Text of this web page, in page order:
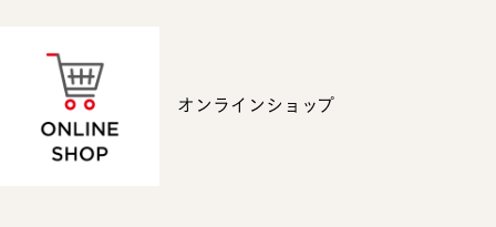
オンラインショップ